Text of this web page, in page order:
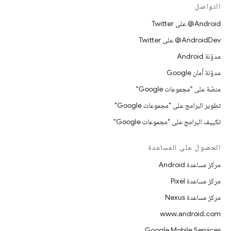
التواصل
‎@Android على Twitter
‎@AndroidDev على Twitter
مدوّنة Android
مدوّنة أمان Google
منصّة على "مجموعات Google"
تطوير البرامج على "مجموعات Google"
تكييف البرامج على "مجموعات Google"
الحصول على المساعدة
مركز مساعدة Android
مركز مساعدة Pixel
مركز مساعدة Nexus
www.android.com